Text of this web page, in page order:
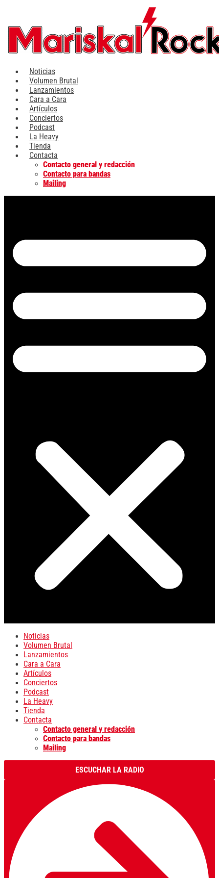
contenido
Noticias
Volumen Brutal
Lanzamientos
Cara a Cara
Artículos
Conciertos
Podcast
La Heavy
Tienda
Contacta
Contacto general y redacción
Contacto para bandas
Mailing
Noticias
Volumen Brutal
Lanzamientos
Cara a Cara
Artículos
Conciertos
Podcast
La Heavy
Tienda
Contacta
Contacto general y redacción
Contacto para bandas
Mailing
ESCUCHAR LA RADIO